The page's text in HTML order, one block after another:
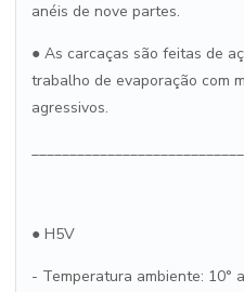
anéis de nove partes.
● As carcaças são feitas de
trabalho de evaporação com
agressivos.
● H5V
- Temperatura ambiente: 10°